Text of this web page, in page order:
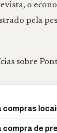
o
pela
sobre
de